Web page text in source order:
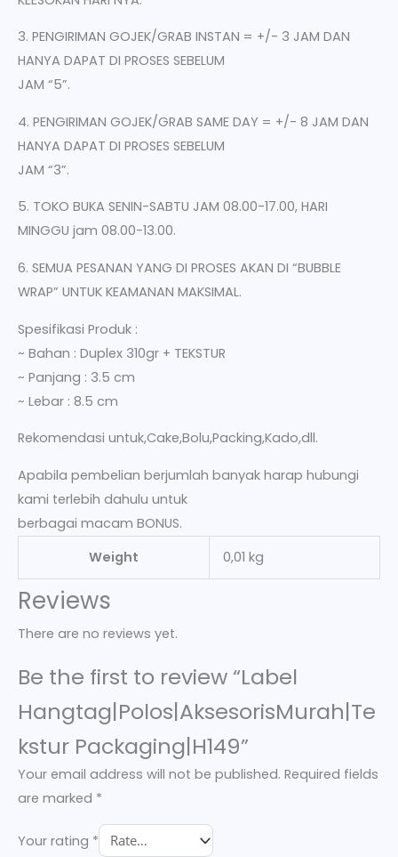
3. PENGIRIMAN GOJEK/GRAB INSTAN = +/- 3 JAM DAN
HANYA DAPAT DI PROSES SEBELUM
JAM “5”.
4. PENGIRIMAN GOJEK/GRAB SAME DAY = +/- 8 JAM DAN
HANYA DAPAT DI PROSES SEBELUM
JAM “3”.
5. TOKO BUKA SENIN-SABTU JAM 08.00-17.00, HARI
MINGGU jam 08.00-13.00.
6. SEMUA PESANAN YANG DI PROSES AKAN DI “BUBBLE
WRAP” UNTUK KEAMANAN MAKSIMAL.
Spesifikasi Produk :
~ Bahan : Duplex 310gr + TEKSTUR
~ Panjang : 3.5 cm
~ Lebar : 8.5 cm
Rekomendasi untuk,Cake,Bolu,Packing,Kado,dll.
Apabila pembelian berjumlah banyak harap hubungi
kami terlebih dahulu untuk
berbagai macam BONUS.
Weight
0,01 kg
Reviews
There are no reviews yet.
Be the first to review “Label
Hangtag|Polos|AksesorisMurah|Te
kstur Packaging|H149”
Your email address will not be published. Required fields
are marked *
Your rating *